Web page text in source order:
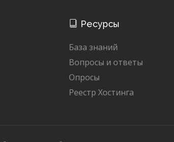
Ресурсы
База знаний
Вопросы и ответы
Опросы
Реестр Хостинга